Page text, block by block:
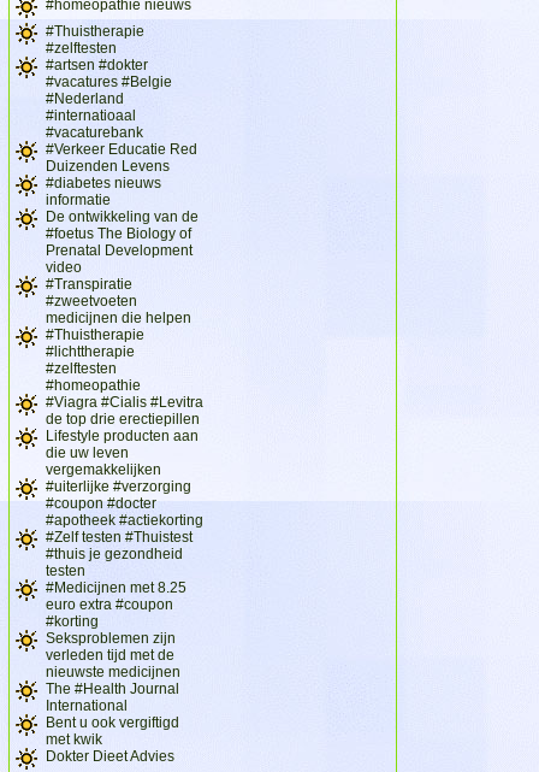
#homeopathie nieuws
#Thuistherapie
#zelftesten
#artsen #dokter
#vacatures #Belgie
#Nederland
#internatioaal
#vacaturebank
#Verkeer Educatie Red
Duizenden Levens
#diabetes nieuws
informatie
De ontwikkeling van de
#foetus The Biology of
Prenatal Development
video
#Transpiratie
#zweetvoeten
medicijnen die helpen
#Thuistherapie
#lichttherapie
#zelftesten
#homeopathie
#Viagra #Cialis #Levitra
de top drie erectiepillen
Lifestyle producten aan
die uw leven
vergemakkelijken
#uiterlijke #verzorging
#coupon #docter
#apotheek #actiekorting
#Zelf testen #Thuistest
#thuis je gezondheid
testen
#Medicijnen met 8.25
euro extra #coupon
#korting
Seksproblemen zijn
verleden tijd met de
nieuwste medicijnen
The #Health Journal
International
Bent u ook vergiftigd
met kwik
Dokter Dieet Advies